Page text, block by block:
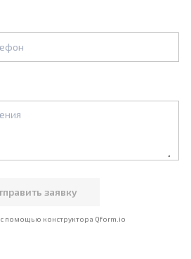
с помощью конструктора Qform.io